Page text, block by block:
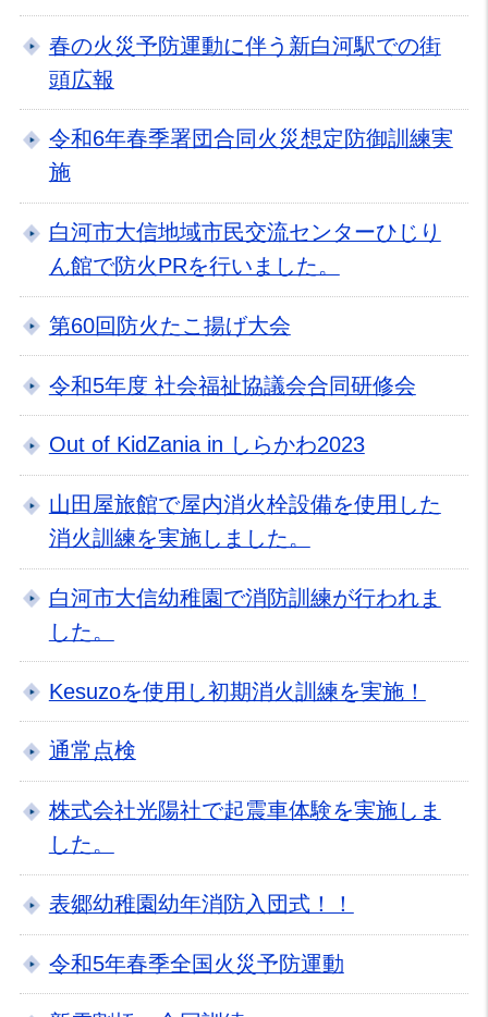
春の火災予防運動に伴う新白河駅での街
頭広報
令和6年春季署団合同火災想定防御訓練実
施
白河市大信地域市民交流センターひじり
ん館で防火PRを行いました。
第60回防火たこ揚げ大会
令和5年度 社会福祉協議会合同研修会
Out of KidZania in しらかわ2023
山田屋旅館で屋内消火栓設備を使用した
消火訓練を実施しました。
白河市大信幼稚園で消防訓練が行われま
した。
Kesuzoを使用し初期消火訓練を実施！
通常点検
株式会社光陽社で起震車体験を実施しま
した。
表郷幼稚園幼年消防入団式！！
令和5年春季全国火災予防運動